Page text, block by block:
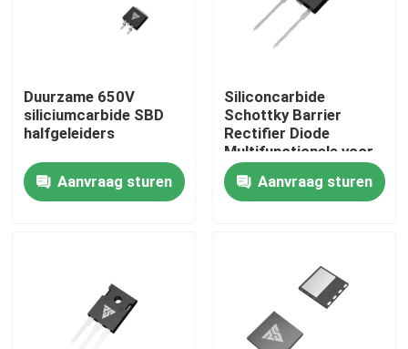
Neem contact met ons op
Nieuws
Hoge Machtsmosfet
Siliciumcarbide MOSFET
Duurzame 650V
siliciumcarbide SBD
halfgeleiders
Aanvraag sturen
Siliconcarbide
Schottky Barrier
Rectifier Diode
Multifunctionele voor
de industrie
Aanvraag sturen